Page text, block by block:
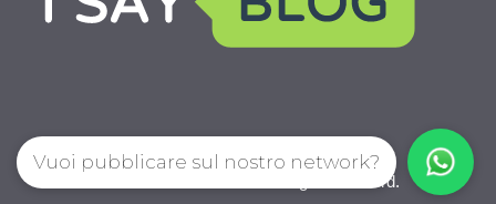
IoChiamo.com © 2026. All right reserverd.
Vuoi pubblicare sul nostro network?